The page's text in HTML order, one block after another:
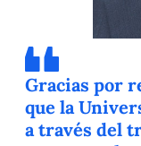
Gracias por
que la
a través del